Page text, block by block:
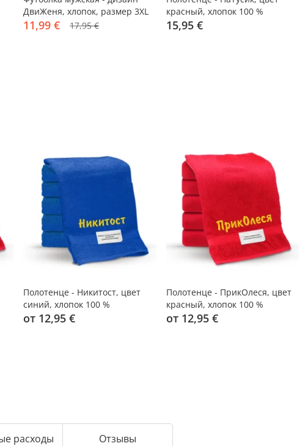
ДвиЖеня, хлопок, размер 3XL
11,99 € 17,95 €
красный, хлопок 100 %
15,95 €
Полотенце - Никитост, цвет
синий, хлопок 100 %
от 12,95 €
Полотенце - ПрикОлеся, цвет
красный, хлопок 100 %
от 12,95 €
расходы Отзывы